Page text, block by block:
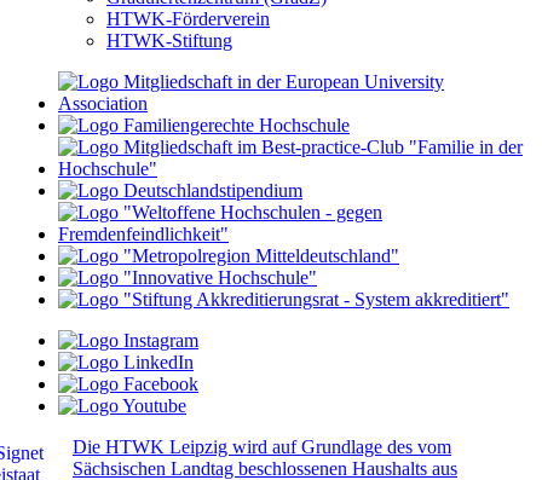
HTWK-Förderverein
HTWK-Stiftung
Die HTWK Leipzig wird auf Grundlage des vom
Sächsischen Landtag beschlossenen Haushalts aus